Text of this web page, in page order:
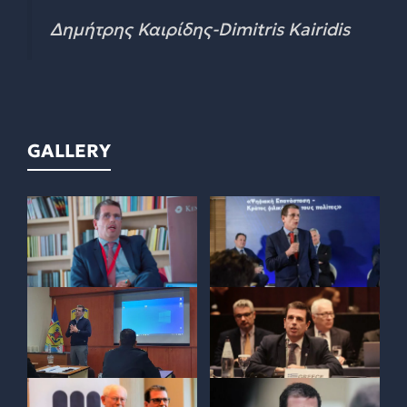
Δημήτρης Καιρίδης-Dimitris Kairidis
GALLERY